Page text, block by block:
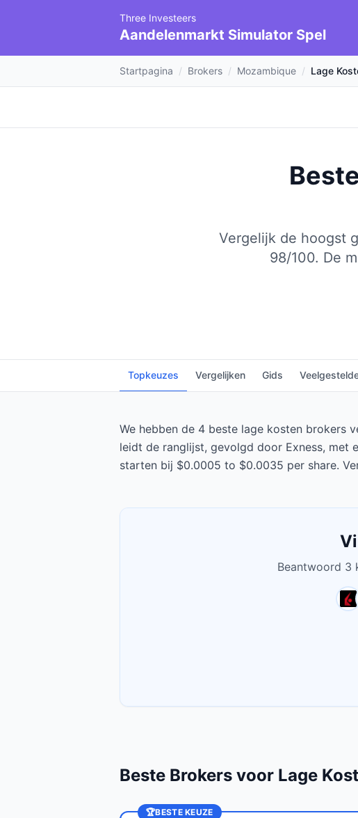
Three Investeers
Aandelenmarkt Simulator Spel
Startpagina / Brokers / Mozambique / Lage
Vergelijk de hoogst
98/100. De
Topkeuzes Vergelijken Gids
We hebben de 4 beste lage kosten brokers
leidt de ranglijst, gevolgd door Exness, met
starten bij $0.0005 to $0.0035 per share.
Beantwoord 3
Beste Brokers voor Lage
🏆BESTE KEUZE